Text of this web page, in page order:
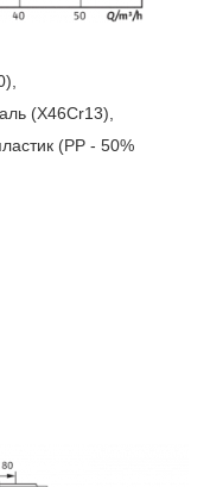
(X46Cr13),
(PP - 50%